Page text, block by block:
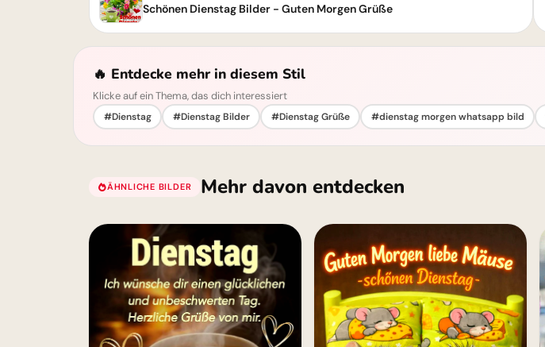
Schönen Dienstag Bilder - Guten Morgen Grüße
🔥 Entdecke mehr in diesem Stil
Klicke auf ein Thema, das dich interessiert
#Dienstag #Dienstag Bilder #Dienstag Grüße #dienstag morgen whatsapp bild
ÄHNLICHE BILDER Mehr davon entdecken